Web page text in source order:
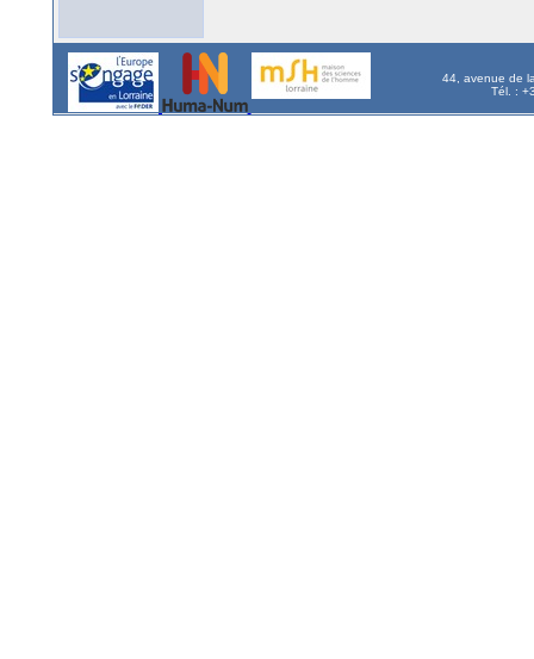
44, avenue de
Tél. :